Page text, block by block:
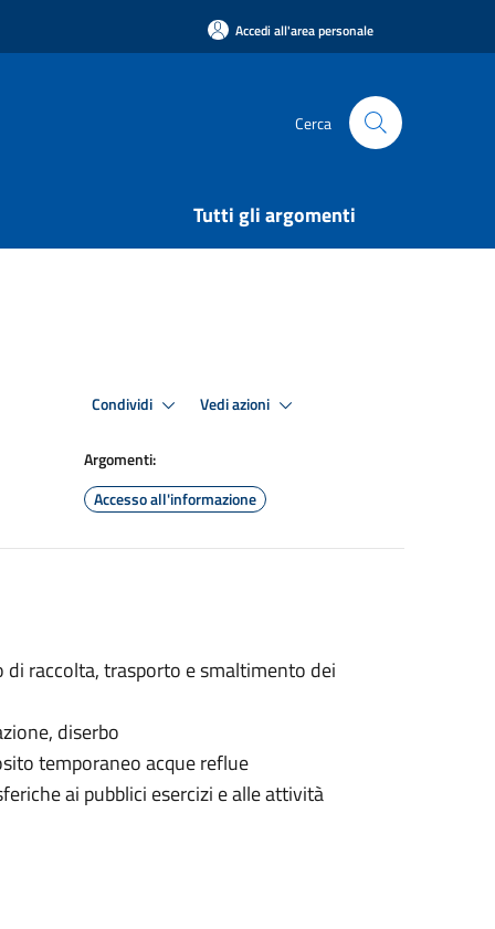
Accedi all'area personale
Cerca
Tutti gli argomenti
Condividi Vedi azioni
Argomenti:
Accesso all'informazione
di raccolta, trasporto e smaltimento dei
diserbo
temporaneo acque reflue
ai pubblici esercizi e alle attività